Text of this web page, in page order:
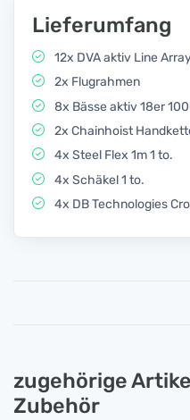
Lieferumfang
12x DVA aktiv Line
2x Flugrahmen
8x Bässe aktiv 18er
2x Chainhoist
4x Steel Flex 1m 1 to.
4x Schäkel 1 to.
4x DB Technologies
zugehörige
Zubehör